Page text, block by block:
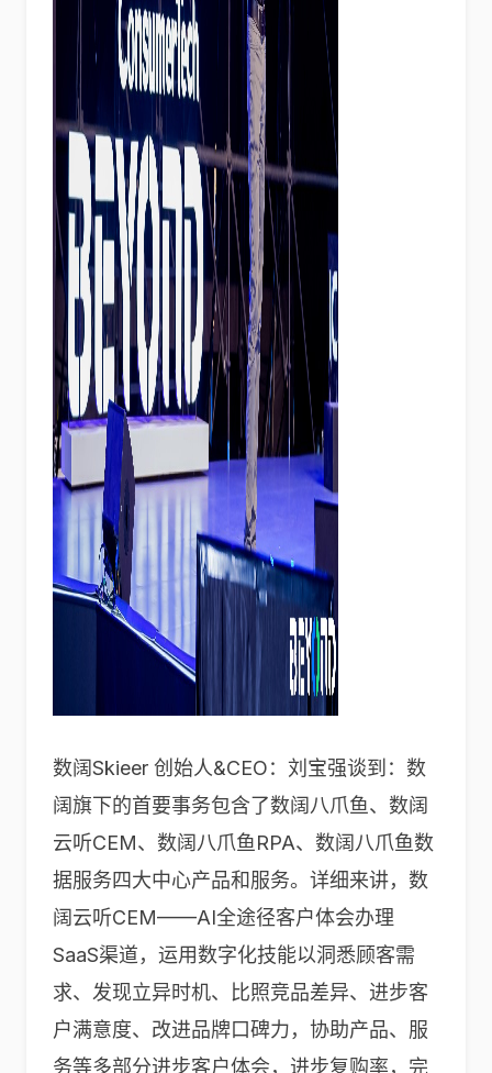
数阔Skieer 创始人&CEO：刘宝强谈到：数
阔旗下的首要事务包含了数阔八爪鱼、数阔
云听CEM、数阔八爪鱼RPA、数阔八爪鱼数
据服务四大中心产品和服务。详细来讲，数
阔云听CEM——AI全途径客户体会办理
SaaS渠道，运用数字化技能以洞悉顾客需
求、发现立异时机、比照竞品差异、进步客
户满意度、改进品牌口碑力，协助产品、服
务等多部分进步客户体会，进步复购率，完